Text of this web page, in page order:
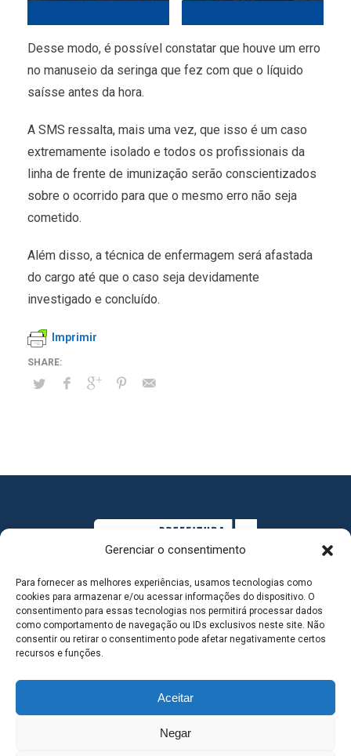
Gerenciar o consentimento
Para fornecer as melhores experiências, usamos tecnologias como
cookies para armazenar e/ou acessar informações do dispositivo. O
consentimento para essas tecnologias nos permitirá processar dados
como comportamento de navegação ou IDs exclusivos neste site. Não
consentir ou retirar o consentimento pode afetar negativamente certos
recursos e funções.
Aceitar
Negar
Desse modo, é possível constatar que houve um erro
no manuseio da seringa que fez com que o líquido
saísse antes da hora.
A SMS ressalta, mais uma vez, que isso é um caso
extremamente isolado e todos os profissionais da
linha de frente de imunização serão conscientizados
sobre o ocorrido para que o mesmo erro não seja
cometido.
Além disso, a técnica de enfermagem será afastada
do cargo até que o caso seja devidamente
investigado e concluído.
Imprimir
MAPA DO SITE
SEDE DO ADMINISTRATIVO MUNICIPAL - Avenida